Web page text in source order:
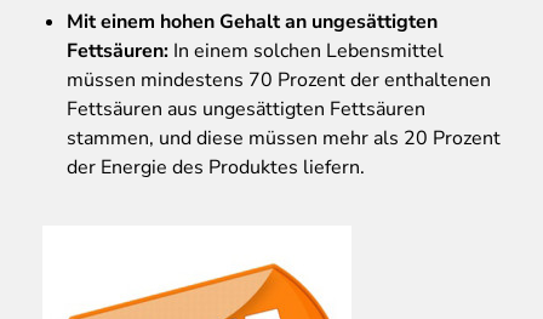
Mit einem hohen Gehalt an ungesättigten
Fettsäuren: In einem solchen Lebensmittel
müssen mindestens 70 Prozent der enthaltenen
Fettsäuren aus ungesättigten Fettsäuren
stammen, und diese müssen mehr als 20 Prozent
der Energie des Produktes liefern.